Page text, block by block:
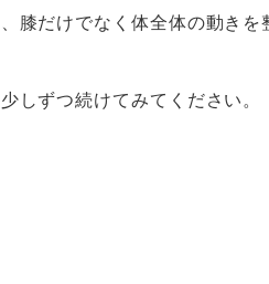
膝だけでなく体全体の動きを
しずつ続けてみてください。